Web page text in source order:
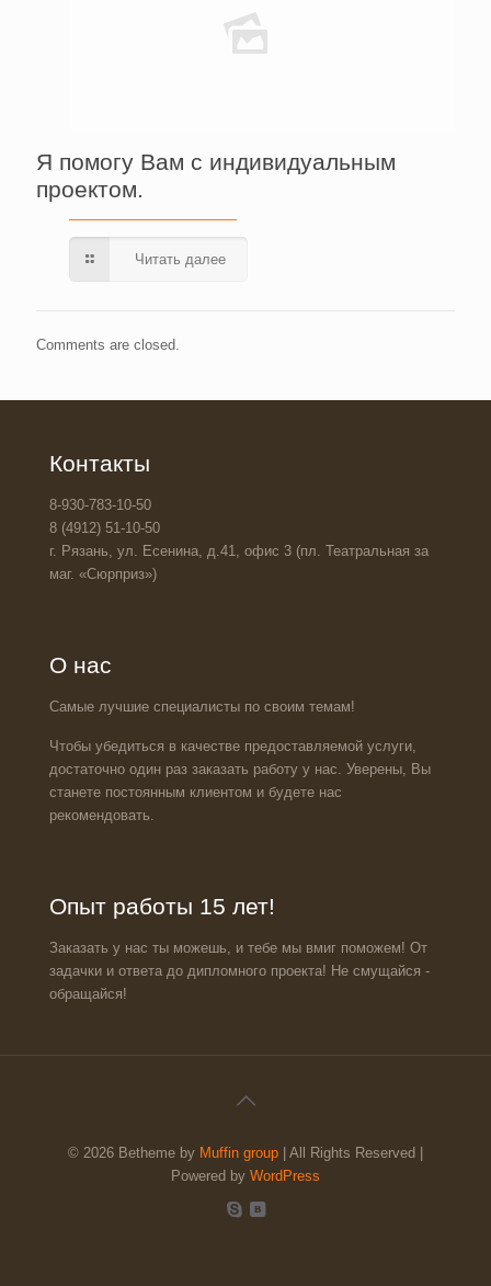
Я помогу Вам с индивидуальным
проектом.
Читать далее
Comments are closed.
Контакты
8-930-783-10-50
8 (4912) 51-10-50
г. Рязань, ул. Есенина, д.41, офис 3 (пл. Театральная за
маг. «Сюрприз»)
О нас
Самые лучшие специалисты по своим темам!
Чтобы убедиться в качестве предоставляемой услуги,
достаточно один раз заказать работу у нас. Уверены, Вы
станете постоянным клиентом и будете нас
рекомендовать.
Опыт работы 15 лет!
Заказать у нас ты можешь, и тебе мы вмиг поможем! От
задачки и ответа до дипломного проекта! Не смущайся -
обращайся!
© 2026 Betheme by Muffin group | All Rights Reserved |
Powered by WordPress